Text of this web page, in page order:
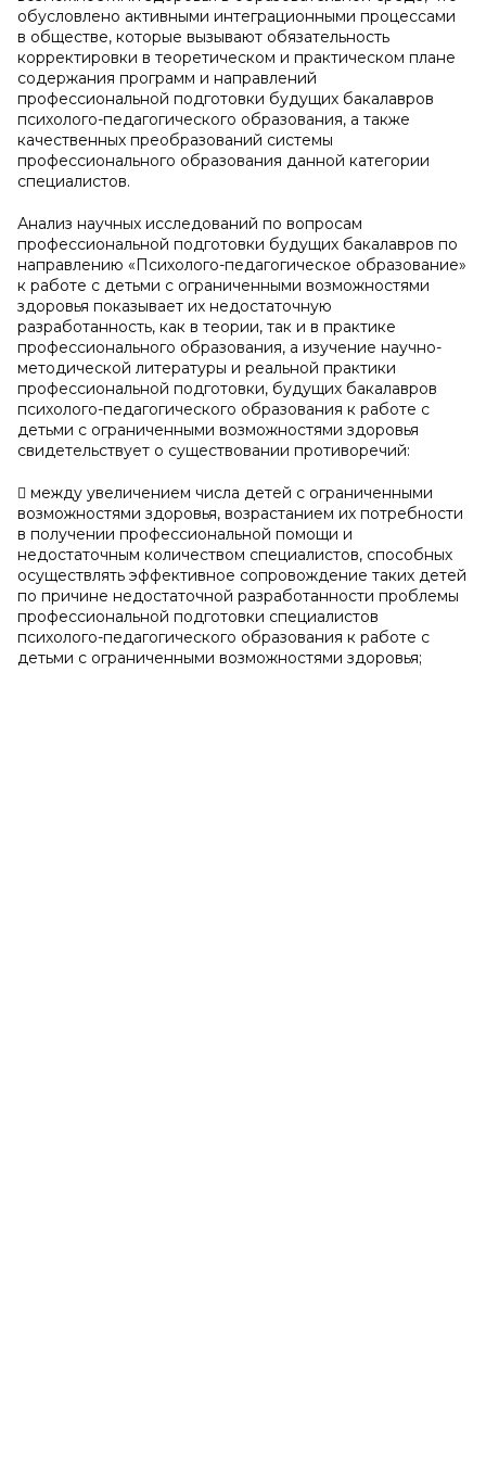
обусловлено активными интеграционными процессами
в обществе, которые вызывают обязательность
корректировки в теоретическом и практическом плане
содержания программ и направлений
профессиональной подготовки будущих бакалавров
психолого-педагогического образования, а также
качественных преобразований системы
профессионального образования данной категории
специалистов.
Анализ научных исследований по вопросам
профессиональной подготовки будущих бакалавров по
направлению «Психолого-педагогическое образование»
к работе с детьми с ограниченными возможностями
здоровья показывает их недостаточную
разработанность, как в теории, так и в практике
профессионального образования, а изучение научно-
методической литературы и реальной практики
профессиональной подготовки, будущих бакалавров
психолого-педагогического образования к работе с
детьми с ограниченными возможностями здоровья
свидетельствует о существовании противоречий:
 между увеличением числа детей с ограниченными
возможностями здоровья, возрастанием их потребности
в получении профессиональной помощи и
недостаточным количеством специалистов, способных
осуществлять эффективное сопровождение таких детей
по причине недостаточной разработанности проблемы
профессиональной подготовки специалистов
психолого-педагогического образования к работе с
детьми с ограниченными возможностями здоровья;